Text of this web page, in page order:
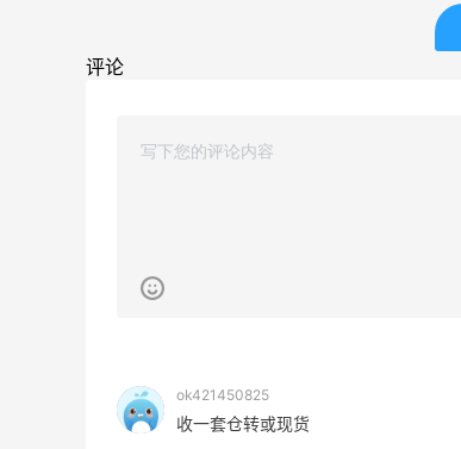
评论
ok421450825
收一套仓转或现货